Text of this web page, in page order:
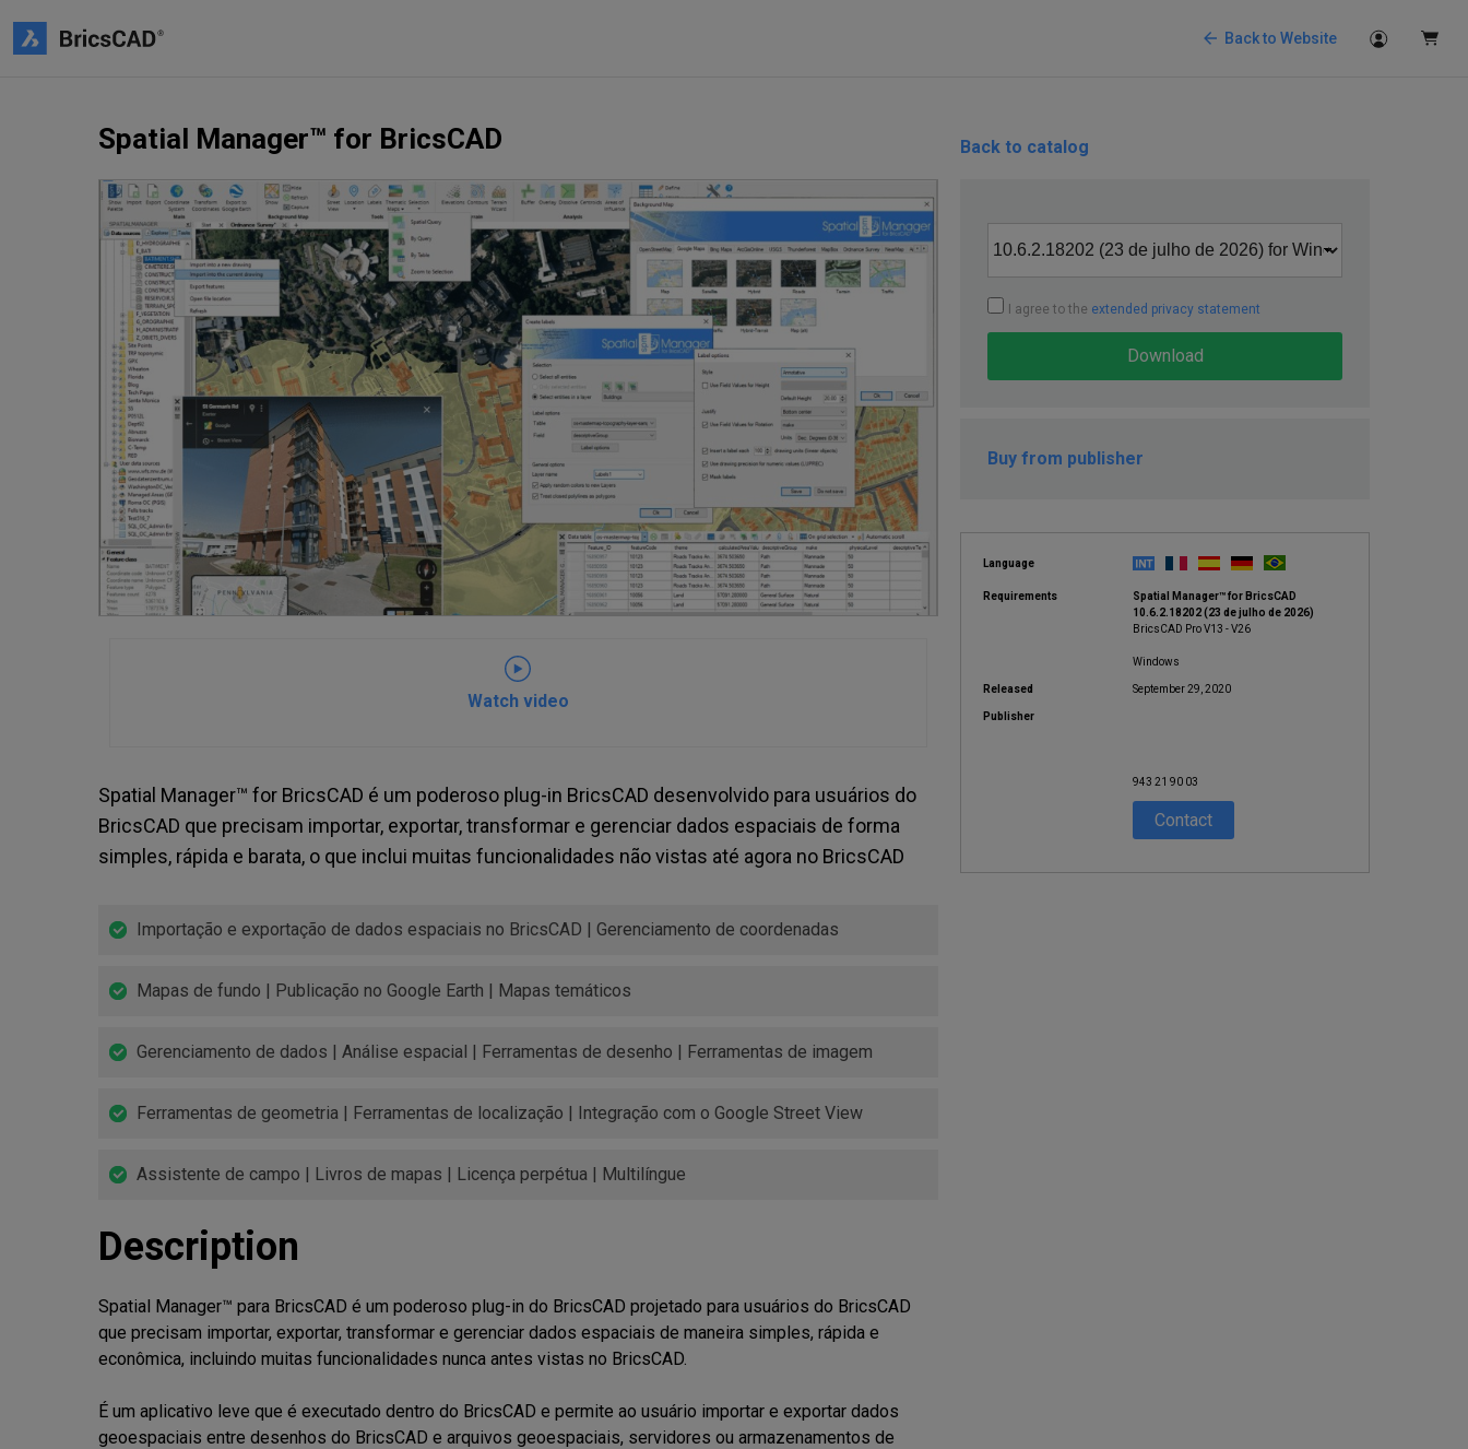
Back to Website
Spatial Manager™ for BricsCAD Back to catalog
Watch video
Spatial Manager™ for BricsCAD é um poderoso plug-in BricsCAD desenvolvido para usuários do
BricsCAD que precisam importar, exportar, transformar e gerenciar dados espaciais de forma
simples, rápida e barata, o que inclui muitas funcionalidades não vistas até agora no BricsCAD
Importação e exportação de dados espaciais no BricsCAD | Gerenciamento de coordenadas
Mapas de fundo | Publicação no Google Earth | Mapas temáticos
Gerenciamento de dados | Análise espacial | Ferramentas de desenho | Ferramentas de imagem
Ferramentas de geometria | Ferramentas de localização | Integração com o Google Street View
Assistente de campo | Livros de mapas | Licença perpétua | Multilíngue
Description
Spatial Manager™ para BricsCAD é um poderoso plug-in do BricsCAD projetado para usuários do BricsCAD
que precisam importar, exportar, transformar e gerenciar dados espaciais de maneira simples, rápida e
econômica, incluindo muitas funcionalidades nunca antes vistas no BricsCAD.
É um aplicativo leve que é executado dentro do BricsCAD e permite ao usuário importar e exportar dados
geoespaciais entre desenhos do BricsCAD e arquivos geoespaciais, servidores ou armazenamentos de
I agree to the extended privacy statement
Download
Buy from publisher
Language
Requirements
Spatial Manager™ for BricsCAD
10.6.2.18202 (23 de julho de 2026)
BricsCAD Pro V13 - V26
Windows
Released September 29, 2020
Publisher
943 21 90 03
Contact